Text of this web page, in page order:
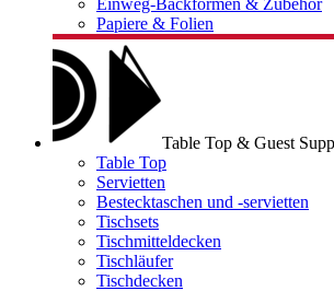
Einweg-Backformen & Zubehör
Papiere & Folien
Table Top & Guest
Table Top
Servietten
Bestecktaschen und -servietten
Tischsets
Tischmitteldecken
Tischläufer
Tischdecken